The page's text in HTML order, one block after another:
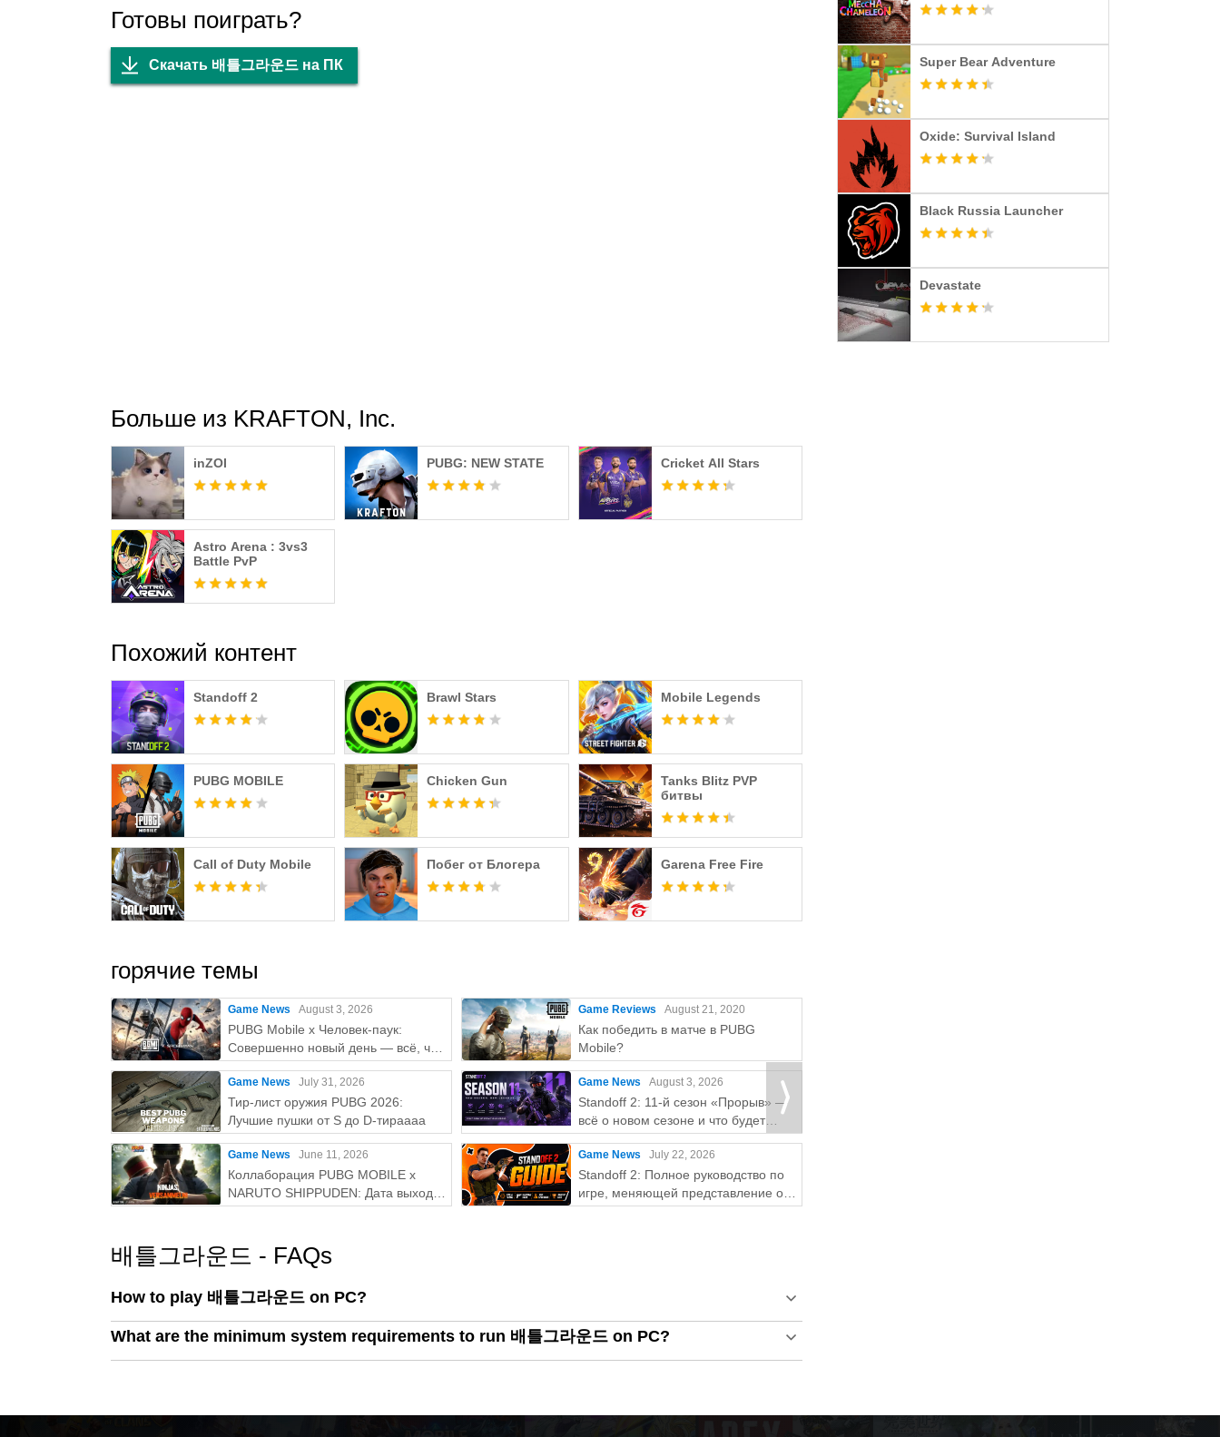
стрельбу.
Для пистолетов-пулемётов скорость бега больше не будет уменьшаться при переноске оружия, а
разброс боеприпасов во время движения уменьшен.
игроков используют оружие и различные боевые предметы на арене, чтобы определить победителя,
используя свои собственные стратегии. Реалистичное поле боя в стиле «королевской битвы» в
Battlegrounds (PUBG) Mobile
PUBG Mobile отличается реалистичными полями сражений, реализованными с помощью HD-
графики и 3D-звука на основе Unreal Engine 4.
Благодаря разнообразию реального оружия и боевого снаряжения для выживания, а также
реальным звукам выстрелов, PUBG Mobile обеспечивает яркий опыт сражений в стиле «королевской
битвы» в жанре FPS.
▶ За покупку платных предметов в Battlegrounds (PUBG) Mobile взимается отдельная плата.
▶ Мобильное приложение The Battlegrounds (PUBG) доступно только для контента,
предоставляемого в корейском регионе.
▶ Руководство по разрешениям доступа в PUBG Mobile ◀
[Необходимые разрешения PUBG Mobile]
- Нет
[Дополнительные разрешения PUBG Mobile]
- Фотографии и видео (Хранилище): Используется для передачи или сохранения фотографий, видео
и файлов на устройство
- Уведомления: Используется для предоставления обновлений сервиса и информации об игре
- Микрофон: Используется для предоставления услуг голосового чата во время игры
- Камера: Используется для захвата экрана игры
- Локальная сеть: Позволяет обмениваться данными с другими устройствами, подключенными к той
* Дополнительные разрешения доступа требуют разрешения пользователя при использовании
сервис для любых функций, кроме указанных.
* Пользователи могут сбросить или отозвать дополнительные разрешения доступа.
[Как отозвать разрешения доступа в PUBG Mobile]
Готовы поиграть?
Скачать 배틀그라운드 на ПК
Больше из KRAFTON, Inc.
inZOI PUBG: NEW STATE Cricket All Stars
Astro Arena : 3vs3
Battle PvP
Похожий контент
Standoff 2 Brawl Stars Mobile Legends
PUBG MOBILE Chicken Gun
Tanks Blitz PVP
битвы
Call of Duty Mobile Побег от Блогера Garena Free Fire
горячие темы
Game News August 3, 2026
PUBG Mobile x Человек-паук:
Совершенно новый день — всё, что
нужно знатьaaa
Game News July 31, 2026
Тир-лист оружия PUBG 2026:
Лучшие пушки от S до D-тираaaa
Game News June 11, 2026
Коллаборация PUBG MOBILE x
NARUTO SHIPPUDEN: Дата выхода
и бесплатные награды
Game Reviews August 21, 2020
Как победить в матче в PUBG
Mobile?
Game News August 3, 2026
Standoff 2: 11-й сезон «Прорыв» —
всё о новом сезоне и что будет
дальше?
Game News July 22, 2026
Standoff 2: Полное руководство по
игре, меняющей представление о
мобильных FPS
배틀그라운드 - FAQs
How to play 배틀그라운드 on PC?
What are the minimum system requirements to run 배틀그라운드 on PC?
Super Bear Adventure
Oxide: Survival Island
Black Russia Launcher
Devastate